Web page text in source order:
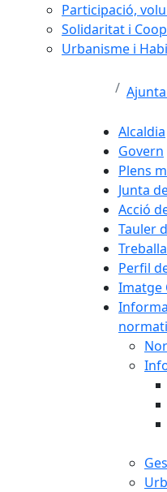
Participació,
Solidaritat i
Urbanisme i
Alcaldia
Govern
Plens
Junta
Acció
Tauler
Perfil
Imatge